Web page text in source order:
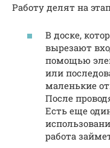
Работу делят на
В доске,
вырезают
помощью
или
маленькие
После
Есть еще
работа